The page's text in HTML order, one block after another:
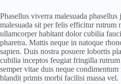
Phasellus viverra malesuada
malesuada sit per felis efficitur rutrum
ullamcorper habitant dolor cubilia
pharetra. Mattis neque in natoque
sapien. Duis nostra posuere lobortis
cubilia inceptos feugiat fringilla
semper vitae duis neque
blandit primis morbi facilisi massa vel.